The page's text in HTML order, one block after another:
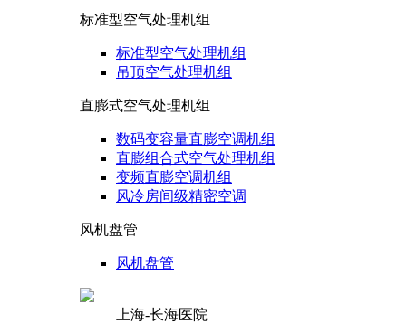
标准型空气处理机组
标准型空气处理机组
吊顶空气处理机组
直膨式空气处理机组
数码变容量直膨空调机组
直膨组合式空气处理机组
变频直膨空调机组
风冷房间级精密空调
风机盘管
风机盘管
上海-长海医院